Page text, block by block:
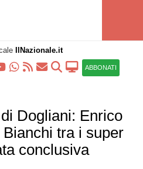
IlNazionale.it
ABBONATI
Dogliani: Enrico
tra i super
conclusiva